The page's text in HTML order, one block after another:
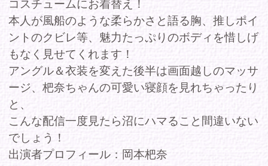
商品コー
FAAP451
収録時間
40分
2022年03月11日
レーベル
-
シリーズ
ジャンル
セクシー、アイドル、グラビア
美
乳
出演
者/cast
岡本杷奈